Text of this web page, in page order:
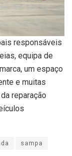
responsáveis
equipa de
um espaço
e muitas
reparação
sampa